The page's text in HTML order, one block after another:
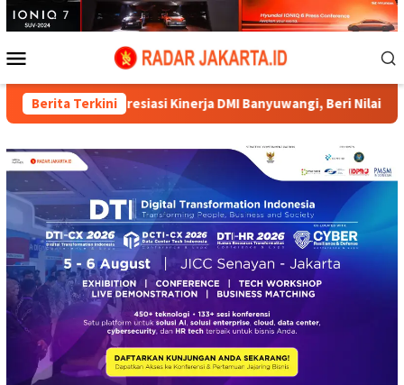
Loncat
ke
Mobile
Berita Terkini
DMI Apresiasi Kinerja DMI Banyuwangi, Beri Nilai 8 dari 10